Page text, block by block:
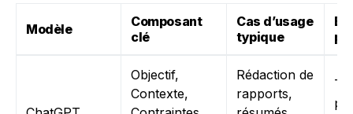
Modèle
Composant
clé
Cas d’usage
typique
Objectif,
Contexte,
Rédaction de
rapports,